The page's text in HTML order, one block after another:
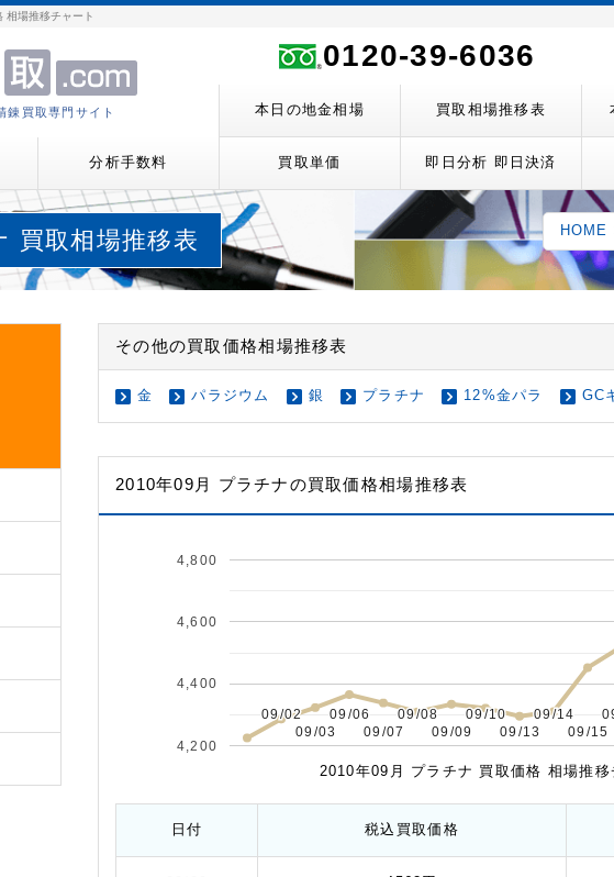
相場推移チャート
錬買取専門サイト
0120-39-6036
本日の地金相場 買取相場推移表
分析手数料 買取単価 即日分析 即日決済
買取相場推移表 HOME
その他の買取価格相場推移表
金 パラジウム 銀 プラチナ 12%金パラ GC
2010年09月 プラチナの買取価格相場推移表
09/02
09/02
09/03
09/03
09/06
09/06
09/07
09/07
09/08
09/08
09/09
09/09
09/10
09/10
09/13
09/13
09/14
09/14
09/15
09/15
4,200
4,400
4,600
4,800
2010年09月 プラチナ 買取価格 相場推移
日付 税込 買取価格